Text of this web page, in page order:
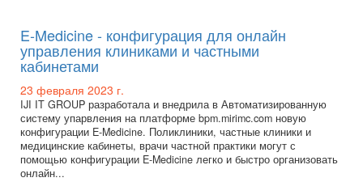
E-Medicine - конфигурация для онлайн
управления клиниками и частными
кабинетами
23 февраля 2023 г.
IJI IT GROUP разработала и внедрила в Автоматизированную
систему упарвления на платформе bpm.mirimc.com новую
конфигурации E-Medicine. Поликлиники, частные клиники и
медицинские кабинеты, врачи частной практики могут с
помощью конфигурации E-Medicine легко и быстро организовать
онлайн...